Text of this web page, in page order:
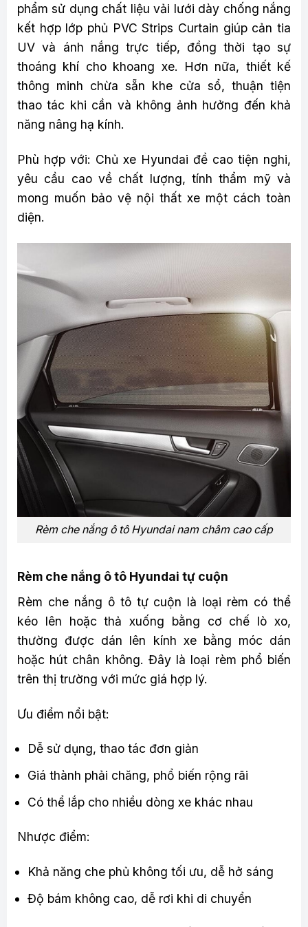
phẩm sử dụng chất liệu vải lưới dày chống nắng
kết hợp lớp phủ PVC Strips Curtain giúp cản tia
UV và ánh nắng trực tiếp, đồng thời tạo sự
thoáng khí cho khoang xe. Hơn nữa, thiết kế
thông minh chừa sẵn khe cửa sổ, thuận tiện
thao tác khi cần và không ảnh hưởng đến khả
năng nâng hạ kính.
Phù hợp với: Chủ xe Hyundai đề cao tiện nghi,
yêu cầu cao về chất lượng, tính thẩm mỹ và
mong muốn bảo vệ nội thất xe một cách toàn
diện.
Rèm che nắng ô tô Hyundai nam châm cao cấp
Rèm che nắng ô tô Hyundai tự cuộn
Rèm che nắng ô tô tự cuộn là loại rèm có thể
kéo lên hoặc thả xuống bằng cơ chế lò xo,
thường được dán lên kính xe bằng móc dán
hoặc hút chân không. Đây là loại rèm phổ biến
trên thị trường với mức giá hợp lý.
Ưu điểm nổi bật:
Dễ sử dụng, thao tác đơn giản
Giá thành phải chăng, phổ biến rộng rãi
Có thể lắp cho nhiều dòng xe khác nhau
Nhược điểm:
Khả năng che phủ không tối ưu, dễ hở sáng
Độ bám không cao, dễ rơi khi di chuyển